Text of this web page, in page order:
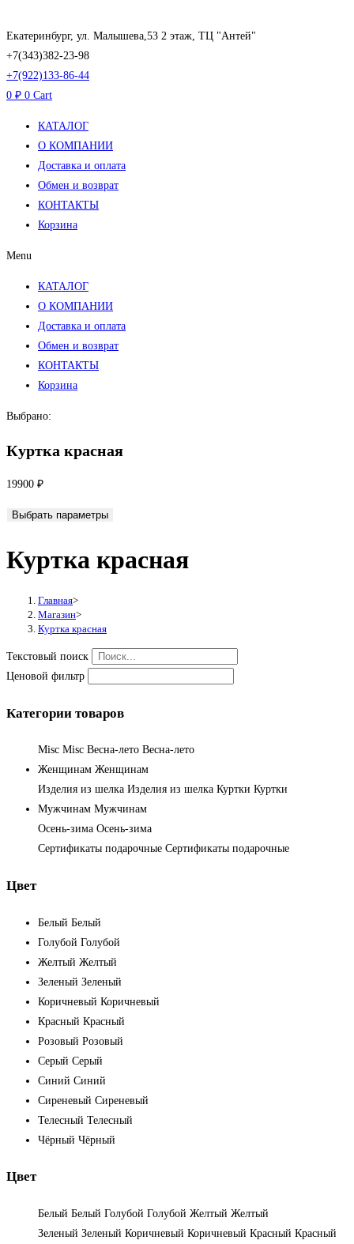
к
содержимому
Екатеринбург, ул. Малышева,53 2 этаж, ТЦ "Антей"
+7(343)382-23-98
+7(922)133-86-44
0 ₽ 0 Cart
КАТАЛОГ
О КОМПАНИИ
Доставка и оплата
Обмен и возврат
КОНТАКТЫ
Корзина
Menu
КАТАЛОГ
О КОМПАНИИ
Доставка и оплата
Обмен и возврат
КОНТАКТЫ
Корзина
Выбрано:
Куртка красная
19900 ₽
Выбрать параметры
Куртка красная
Главная>
Магазин>
Куртка красная
Текстовый поиск
Ценовой фильтр
Категории товаров
Misc Misc Весна-лето Весна-лето
Женщинам Женщинам
Изделия из шелка Изделия из шелка Куртки Куртки
Мужчинам Мужчинам
Осень-зима Осень-зима
Сертификаты подарочные Сертификаты подарочные
Цвет
Белый Белый
Голубой Голубой
Желтый Желтый
Зеленый Зеленый
Коричневый Коричневый
Красный Красный
Розовый Розовый
Серый Серый
Синий Синий
Сиреневый Сиреневый
Телесный Телесный
Чёрный Чёрный
Цвет
Белый Белый Голубой Голубой Желтый Желтый
Зеленый Зеленый Коричневый Коричневый Красный Красный